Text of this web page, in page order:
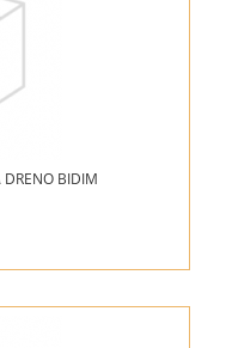
DRENO BIDIM